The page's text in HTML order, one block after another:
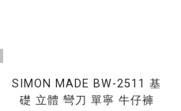
SIMON MADE BW-2511 基
礎 立體 彎刀 單寧 牛仔褲